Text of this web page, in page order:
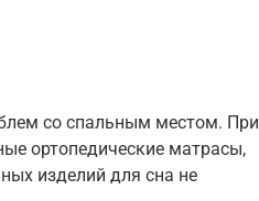
со спальным местом. При
ортопедические матрасы,
изделий для сна не